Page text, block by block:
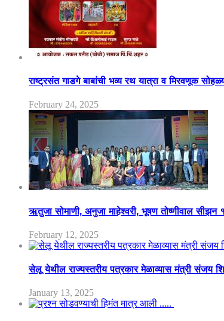
राष्ट्रसंत गाडगे बाबांची भव्य रथ यात्रा व मिरवणूक
February 24, 2025
ऋतुजा सोमाणी, अनुजा माहेश्वरी, भूषण तोष्णीवाल
February 12, 2025
सेलू येथील राज्यस्तरीय पत्रकार मेळाव्यास मंत्री संजय
January 13, 2025